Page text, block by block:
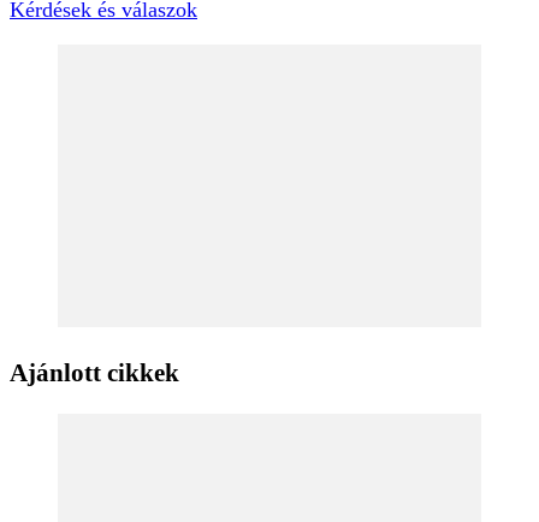
Kérdések és válaszok
Ajánlott cikkek